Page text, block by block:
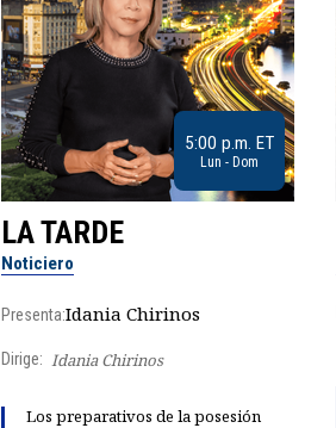
5:00 p.m. ET
Lun - Dom
LA TARDE
Noticiero
Presenta:Idania Chirinos
Dirige: Idania Chirinos
Los preparativos de la posesión